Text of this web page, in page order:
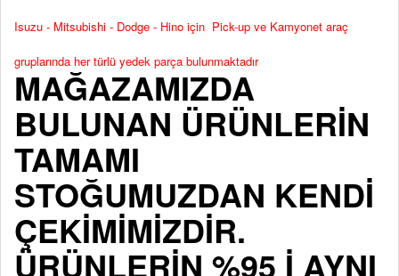
Isuzu - Mitsubishi - Dodge - Hino için Pick-up ve Kamyonet araç
gruplarında her türlü yedek parça bulunmaktadır
MAĞAZAMIZDA
BULUNAN ÜRÜNLERİN
TAMAMI
STOĞUMUZDAN KENDİ
ÇEKİMİMİZDİR.
ÜRÜNLERİN %95 İ AYNI